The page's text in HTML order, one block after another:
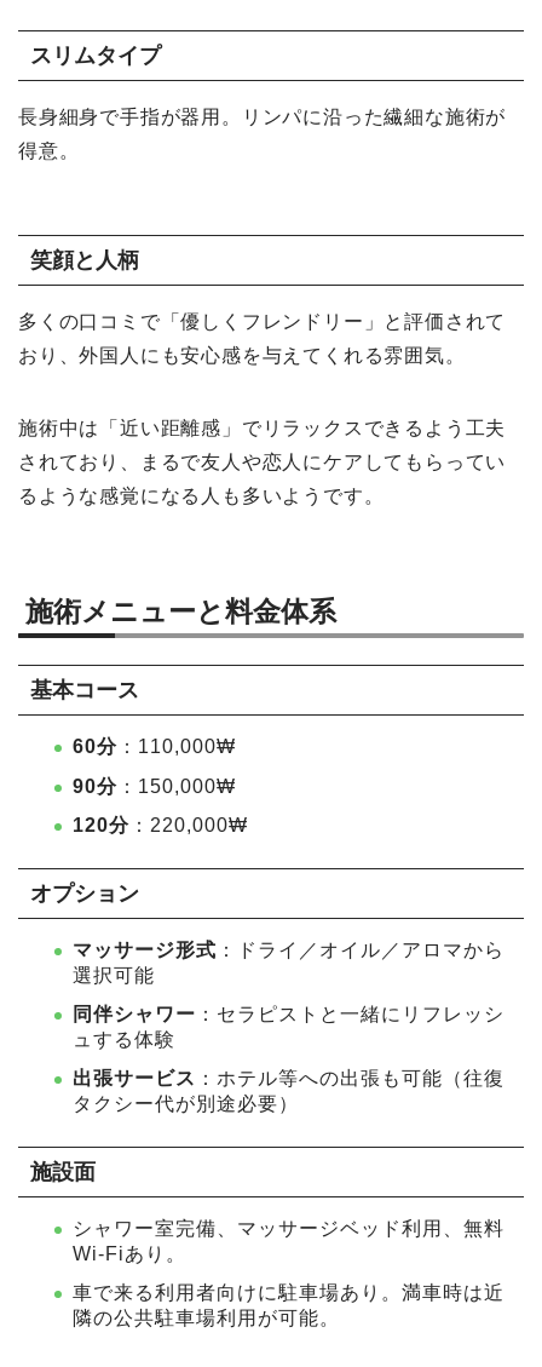
スリムタイプ
長身細身で手指が器用。リンパに沿った繊細な施術が
得意。
笑顔と人柄
多くの口コミで「優しくフレンドリー」と評価されて
おり、外国人にも安心感を与えてくれる雰囲気。
施術中は「近い距離感」でリラックスできるよう工夫
されており、まるで友人や恋人にケアしてもらってい
るような感覚になる人も多いようです。
施術メニューと料金体系
基本コース
60分 ：110,000₩
90分 ：150,000₩
120分 ：220,000₩
オプション
マッサージ形式 ：ドライ／オイル／アロマから
選択可能
同伴シャワー ：セラピストと一緒にリフレッシ
ュする体験
出張サービス ：ホテル等への出張も可能（往復
タクシー代が別途必要）
施設面
シャワー室完備、マッサージベッド利用、無料
Wi-Fiあり。
車で来る利用者向けに駐車場あり。満車時は近
隣の公共駐車場利用が可能。